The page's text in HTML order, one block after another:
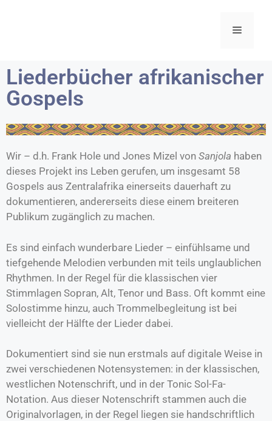
Liederbücher afrikanischer
Gospels
Wir – d.h. Frank Hole und Jones Mizel von Sanjola haben
dieses Projekt ins Leben gerufen, um insgesamt 58
Gospels aus Zentralafrika einerseits dauerhaft zu
dokumentieren, andererseits diese einem breiteren
Publikum zugänglich zu machen.
Es sind einfach wunderbare Lieder – einfühlsame und
tiefgehende Melodien verbunden mit teils unglaublichen
Rhythmen. In der Regel für die klassischen vier
Stimmlagen Sopran, Alt, Tenor und Bass. Oft kommt eine
Solostimme hinzu, auch Trommelbegleitung ist bei
vielleicht der Hälfte der Lieder dabei.
Dokumentiert sind sie nun erstmals auf digitale Weise in
zwei verschiedenen Notensystemen: in der klassischen,
westlichen Notenschrift, und in der Tonic Sol-Fa-
Notation. Aus dieser Notenschrift stammen auch die
Originalvorlagen, in der Regel liegen sie handschriftlich